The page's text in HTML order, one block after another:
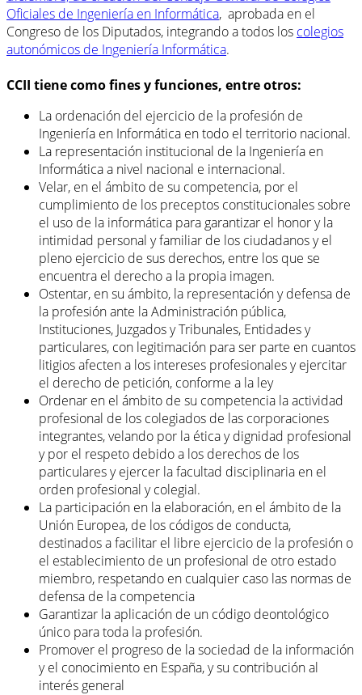
Oficiales de Ingeniería en Informática, aprobada en el
Congreso de los Diputados, integrando a todos los colegios
autonómicos de Ingeniería Informática.
CCII tiene como fines y funciones, entre otros:
La ordenación del ejercicio de la profesión de
Ingeniería en Informática en todo el territorio nacional.
La representación institucional de la Ingeniería en
Informática a nivel nacional e internacional.
Velar, en el ámbito de su competencia, por el
cumplimiento de los preceptos constitucionales sobre
el uso de la informática para garantizar el honor y la
intimidad personal y familiar de los ciudadanos y el
pleno ejercicio de sus derechos, entre los que se
encuentra el derecho a la propia imagen.
Ostentar, en su ámbito, la representación y defensa de
la profesión ante la Administración pública,
Instituciones, Juzgados y Tribunales, Entidades y
particulares, con legitimación para ser parte en cuantos
litigios afecten a los intereses profesionales y ejercitar
el derecho de petición, conforme a la ley
Ordenar en el ámbito de su competencia la actividad
profesional de los colegiados de las corporaciones
integrantes, velando por la ética y dignidad profesional
y por el respeto debido a los derechos de los
particulares y ejercer la facultad disciplinaria en el
orden profesional y colegial.
La participación en la elaboración, en el ámbito de la
Unión Europea, de los códigos de conducta,
destinados a facilitar el libre ejercicio de la profesión o
el establecimiento de un profesional de otro estado
miembro, respetando en cualquier caso las normas de
defensa de la competencia
Garantizar la aplicación de un código deontológico
único para toda la profesión.
Promover el progreso de la sociedad de la información
y el conocimiento en España, y su contribución al
interés general